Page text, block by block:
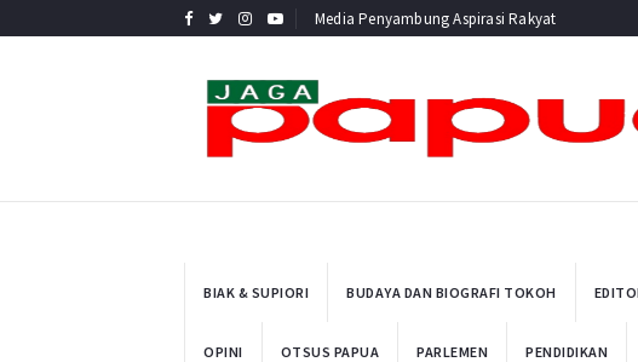
Media Penyambung Aspirasi Rakyat
BIAK & SUPIORI BUDAYA DAN BIOGRAFI TOKOH
OPINI OTSUS PAPUA PARLEMEN PENDIDIKAN